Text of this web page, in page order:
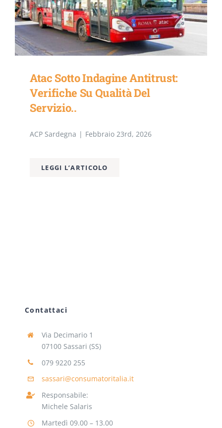
Atac Sotto Indagine Antitrust:
Verifiche Su Qualità Del
Servizio..
ACP Sardegna | Febbraio 23rd, 2026
LEGGI L’ARTICOLO
Contattaci
Via Decimario 1
07100 Sassari (SS)
079 9220 255
sassari@consumatoritalia.it
Responsabile:
Michele Salaris
Martedì 09.00 – 13.00